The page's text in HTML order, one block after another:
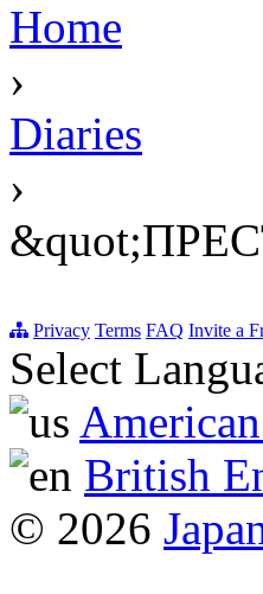
Home
›
Diaries
›
Privacy Terms FAQ Invite a
Select
British
© 2026